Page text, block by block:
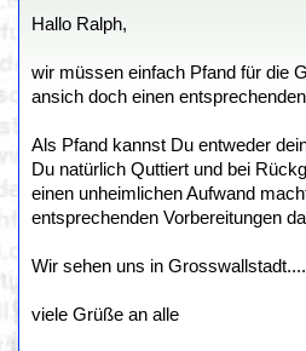
Hallo Ralph,
wir müssen einfach Pfand für die
ansich doch einen
Als Pfand kannst Du entweder
Du natürlich Quttiert und bei
einen unheimlichen Aufwand
entsprechenden Vorbereitungen
Wir sehen uns in
viele Grüße an alle